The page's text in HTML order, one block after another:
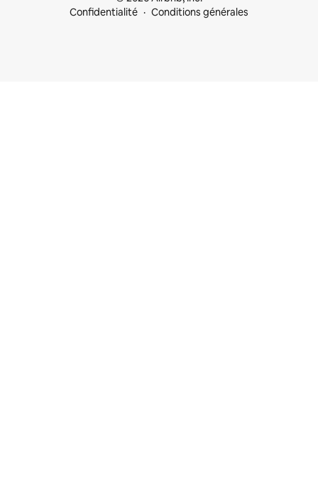
Confidentialité
Conditions générales